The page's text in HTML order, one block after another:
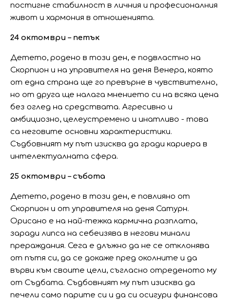
постигне стабилност в личния и професионалния
живот и хармония в отношенията.
24 октомври – петък
Детето, родено в този ден, е подвластно на
Скорпион и на управителя на деня Венера, която
от една страна ще го превърне в чувствително,
но от друга ще налага мнението си на всяка цена
без оглед на средствата. Агресивно и
амбициозно, целеустремено и инатливо - това
са неговите основни характеристики.
Съдбовният му път изисква да гради кариера в
интелектуалната сфера.
25 октомври – събота
Детето, родено в този ден, е повлияно от
Скорпион и от управителя на деня Сатурн.
Орисано е на най-тежка кармична разплата,
заради липса на себеизява в негови минали
прераждания. Сега е длъжно да не се отклонява
от пътя си, да се докаже пред околните и да
върви към своите цели, съгласно отреденото му
от Съдбата. Съдбовният му път изисква да
печели само парите си и да си осигури финансова